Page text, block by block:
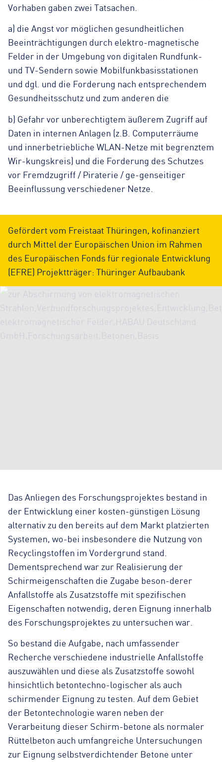
Vorhaben gaben zwei Tatsachen.
a) die Angst vor möglichen gesundheitlichen
Beeinträchtigungen durch elektro-magnetische
Felder in der Umgebung von digitalen Rundfunk-
und TV-Sendern sowie Mobilfunkbasisstationen
und dgl. und die Forderung nach entsprechendem
Gesundheitsschutz und zum anderen die
b) Gefahr vor unberechtigtem äußerem Zugriff auf
Daten in internen Anlagen (z.B. Computerräume
und innerbetriebliche WLAN-Netze mit begrenztem
Wir-kungskreis) und die Forderung des Schutzes
vor Fremdzugriff / Piraterie / ge-genseitiger
Beeinflussung verschiedener Netze.
Gefördert vom Freistaat Thüringen, kofinanziert
durch Mittel der Europäischen Union im Rahmen
des Europäischen Fonds für regionale Entwicklung
(EFRE) Projektträger: Thüringer Aufbaubank
Das Anliegen des Forschungsprojektes bestand in
der Entwicklung einer kosten-günstigen Lösung
alternativ zu den bereits auf dem Markt platzierten
Systemen, wo-bei insbesondere die Nutzung von
Recyclingstoffen im Vordergrund stand.
Dementsprechend war zur Realisierung der
Schirmeigenschaften die Zugabe beson-derer
Anfallstoffe als Zusatzstoffe mit spezifischen
Eigenschaften notwendig, deren Eignung innerhalb
des Forschungsprojektes zu untersuchen war.
So bestand die Aufgabe, nach umfassender
Recherche verschiedene industrielle Anfallstoffe
auszuwählen und diese als Zusatzstoffe sowohl
hinsichtlich betontechno-logischer als auch
schirmender Eignung zu testen. Auf dem Gebiet
der Betontechnologie waren neben der
Verarbeitung dieser Schirm-betone als normaler
Rüttelbeton auch umfangreiche Untersuchungen
zur Eignung selbstverdichtender Betone unter